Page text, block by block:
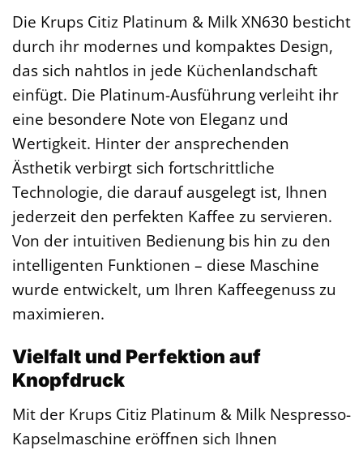
Die Krups Citiz Platinum & Milk XN630 besticht
durch ihr modernes und kompaktes Design,
das sich nahtlos in jede Küchenlandschaft
einfügt. Die Platinum-Ausführung verleiht ihr
eine besondere Note von Eleganz und
Wertigkeit. Hinter der ansprechenden
Ästhetik verbirgt sich fortschrittliche
Technologie, die darauf ausgelegt ist, Ihnen
jederzeit den perfekten Kaffee zu servieren.
Von der intuitiven Bedienung bis hin zu den
intelligenten Funktionen – diese Maschine
wurde entwickelt, um Ihren Kaffeegenuss zu
maximieren.
Vielfalt und Perfektion auf
Knopfdruck
Mit der Krups Citiz Platinum & Milk Nespresso-
Kapselmaschine eröffnen sich Ihnen